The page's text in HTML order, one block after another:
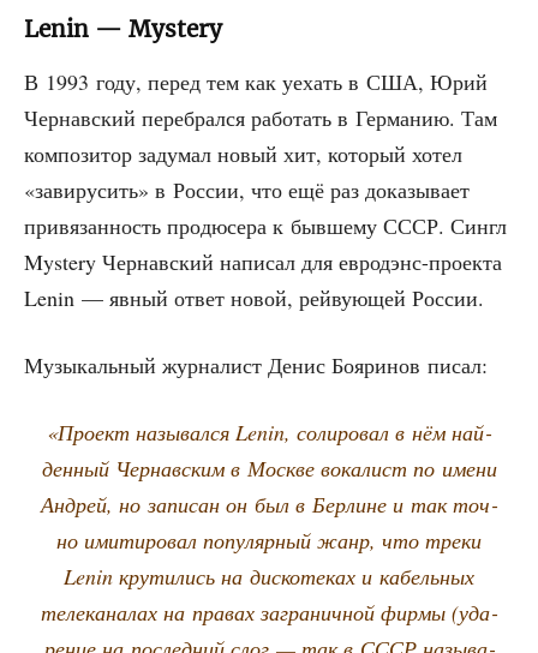
Lenin — Mystery
В 1993 году, перед тем как уехать в США, Юрий
Чер­нав­ский пере­брал­ся рабо­тать в Гер­ма­нию. Там
ком­по­зи­тор заду­мал новый хит, кото­рый хотел
«зави­ру­сить» в Рос­сии, что ещё раз дока­зы­ва­ет
при­вя­зан­ность про­дю­се­ра к быв­ше­му СССР. Син­гл
Mystery Чер­нав­ский напи­сал для еврод­энс-про­ек­та
Lenin — явный ответ новой, рей­ву­ю­щей России.
Музы­каль­ный жур­на­лист Денис Бояри­нов писал:
«Про­ект назы­вал­ся Lenin, соли­ро­вал в нём най­
ден­ный Чер­нав­ским в Москве вока­лист по име­ни
Андрей, но запи­сан он был в Бер­лине и так точ­
но ими­ти­ро­вал попу­ляр­ный жанр, что тре­ки
Lenin кру­ти­лись на дис­ко­те­ках и кабель­ных
теле­ка­на­лах на пра­вах загра­нич­ной фир­мы (уда­